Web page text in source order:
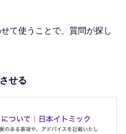
て使うことで、質問が探し
せる